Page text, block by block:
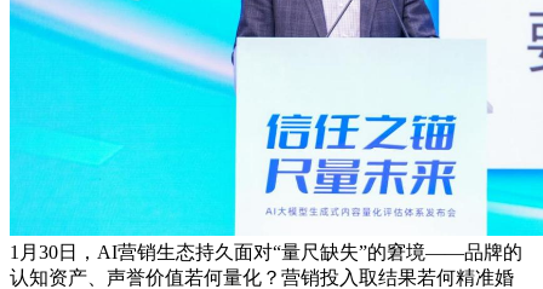
1月30日，AI营销生态持久面对“量尺缺失”的窘境——品牌的
认知资产、声誉价值若何量化？营销投入取结果若何精准婚